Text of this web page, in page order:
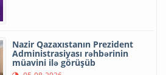
Nazir Qazaxıstanın Prezident
Administrasiyası rəhbərinin
müavini ilə görüşüb